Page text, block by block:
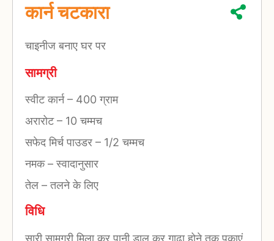
कार्न चटकारा
चाइनीज बनाए घर पर
सामग्री
स्वीट कार्न– 400 ग्राम
अरारोट– 10 चम्मच
सफेद मिर्च पाउडर – 1/2 चम्मच
नमक–स्वादानुसार
तेल –तलने के लिए
विधि
सारी सामग्री मिला कर पानी डाल कर गाढा होने तक पकाएं